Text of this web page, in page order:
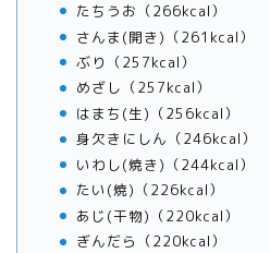
たちうお（266kcal）
さんま(開き)（261kcal）
ぶり（257kcal）
めざし（257kcal）
はまち(生)（256kcal）
身欠きにしん（246kcal）
いわし(焼き)（244kcal）
たい(焼)（226kcal）
あじ(干物)（220kcal）
ぎんだら（220kcal）